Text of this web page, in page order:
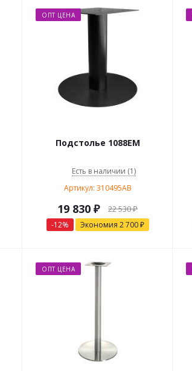
ОПТ ЦЕНА
Подстолье 1088EM
Есть в наличии (1)
Артикул: 310495AB
19 830 ₽ 22 530₽
-12% Экономия 2 700₽
ОПТ ЦЕНА